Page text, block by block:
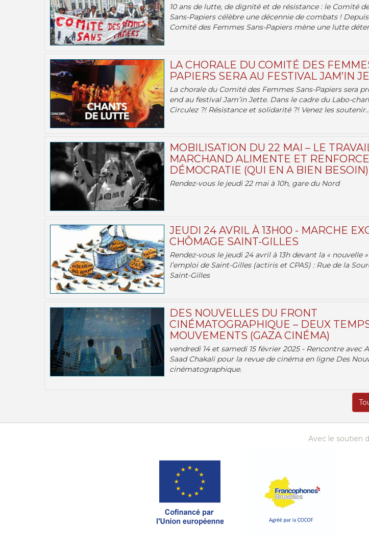
10 ans de lutte, de dignité et de résistance : le Comité
Sans-Papiers célèbre une décennie de combats !
Comité des Femmes Sans-Papiers mène une lutte
LA CHORALE DU COMITÉ DES
PAPIERS SERA AU FESTIVAL JAM’IN
La chorale du Comité des Femmes Sans-Papiers sera
end au festival Jam’in Jette. Dans le cadre du Labo-
Circulez ?! Résistance et solidarité ?! Venez les
MOBILISATION DU 22 MAI – LE
MARCHAND ALIMENTE ET
DÉMOCRATIE (QUI EN A BIEN
Rendez-vous le jeudi 22 mai à 10h, gare du Nord
JEUDI 24 AVRIL À 13H00 - MARCHE
CHÔMAGE SAINT-GILLES
Rendez-vous le jeudi 24 avril à 13h devant la « nouvelle
l’emploi de Saint-Gilles (actiris et CPAS) : Rue de la
Saint-Gilles
DES NOUVELLES DU FRONT
CINÉMATOGRAPHIQUE – DEUX
MOUVEMENTS (GAZA CINÉMA)
vendredi 14 et samedi 15 février 2025 - Rencontre avec
Saad Chakali pour la revue de cinéma en ligne Des
cinématographique.
Avec le soutien